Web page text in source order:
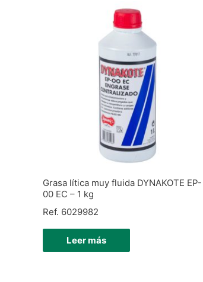
Grasa lítica muy fluida DYNAKOTE EP-
00 EC – 1 kg
Ref. 6029982
Leer más